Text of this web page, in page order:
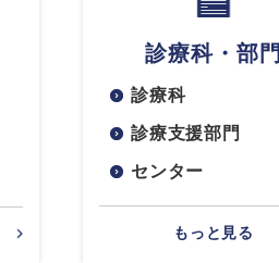
診療科・部門
診療科
診療支援部門
センター
もっと見る